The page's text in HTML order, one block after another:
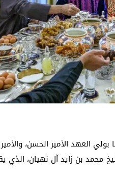
العهد الأمير الحسن،
محمد بن زايد آل نهيان، الذي